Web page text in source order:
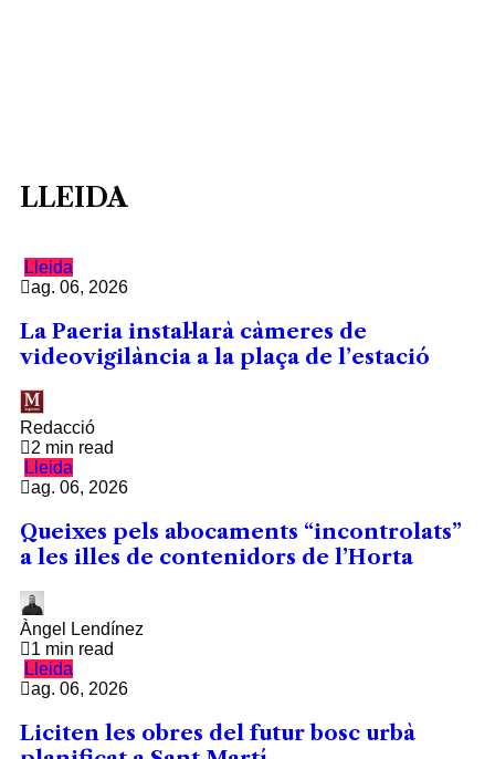
LLEIDA
Lleida
ag. 06, 2026
La Paeria instal·larà càmeres de
videovigilància a la plaça de l’estació
Redacció
2 min read
Lleida
ag. 06, 2026
Queixes pels abocaments “incontrolats”
a les illes de contenidors de l’Horta
Àngel Lendínez
1 min read
Lleida
ag. 06, 2026
Liciten les obres del futur bosc urbà